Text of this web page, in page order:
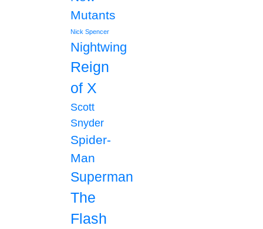
Mutants
Nick Spencer
Nightwing
Reign
of X
Scott
Snyder
Spider-
Man
Superman
The
Flash